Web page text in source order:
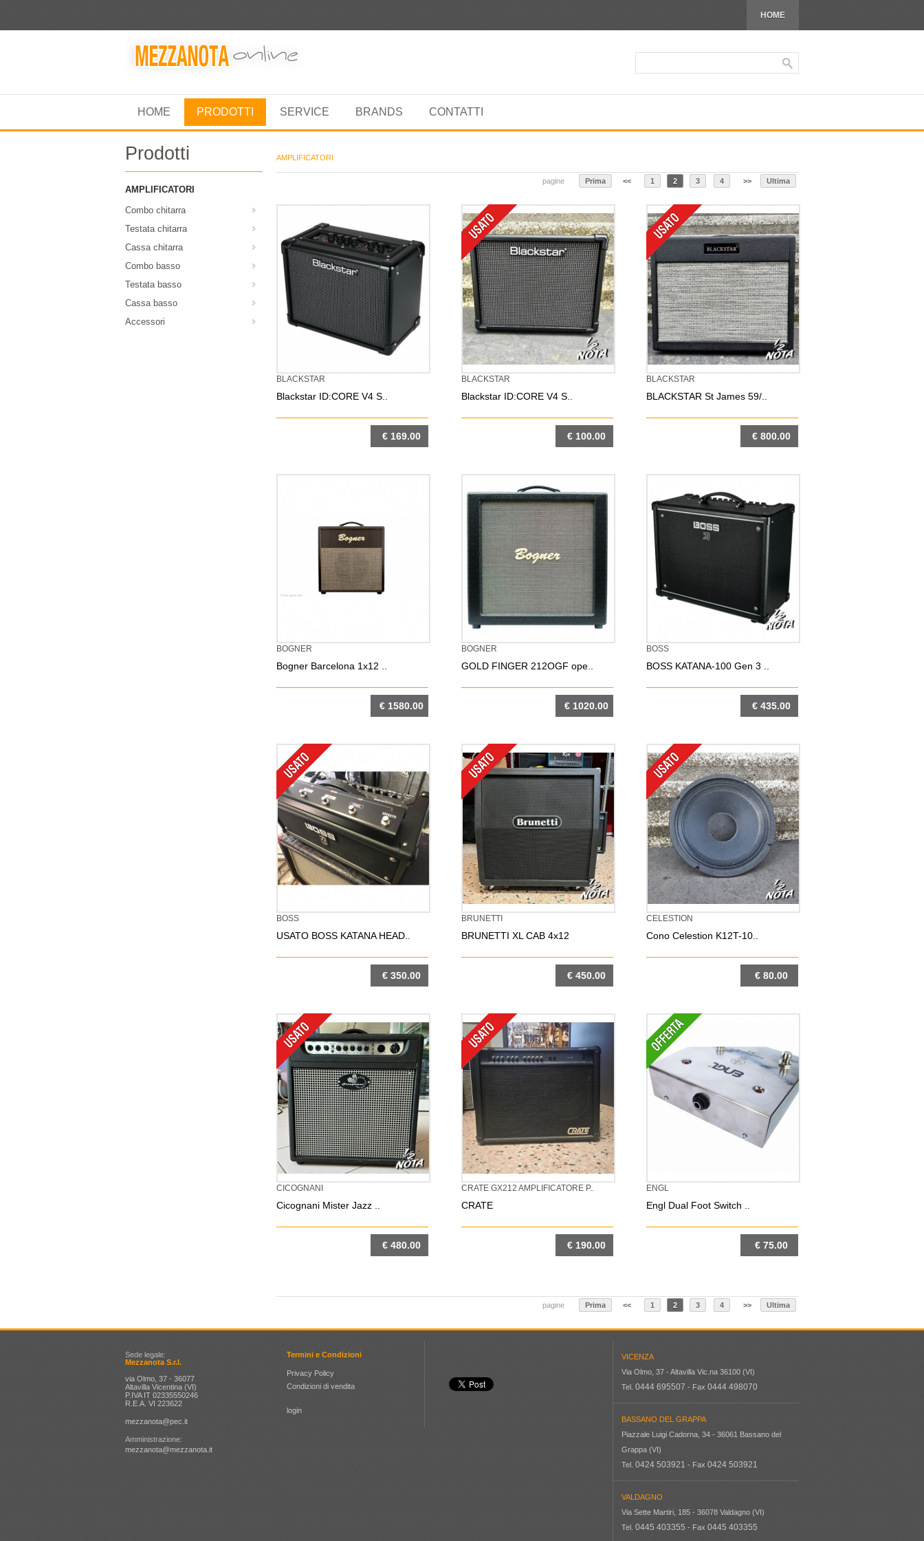
HOME
HOME PRODOTTI SERVICE BRANDS CONTATTI
Prodotti
AMPLIFICATORI
Combo chitarra
Testata chitarra
Cassa chitarra
Combo basso
Testata basso
Cassa basso
Accessori
AMPLIFICATORI
pagine Prima << 1 2 3 4 >> Ultima
BLACKSTAR
Blackstar ID:CORE V4 S..
€ 169.00
BLACKSTAR
Blackstar ID:CORE V4 S..
€ 100.00
BLACKSTAR
BLACKSTAR St James 59/..
€ 800.00
BOGNER
Bogner Barcelona 1x12 ..
€ 1580.00
BOGNER
GOLD FINGER 212OGF ope..
€ 1020.00
BOSS
BOSS KATANA-100 Gen 3 ..
€ 435.00
BOSS
USATO BOSS KATANA HEAD..
€ 350.00
BRUNETTI
BRUNETTI XL CAB 4x12
€ 450.00
CELESTION
Cono Celestion K12T-10..
€ 80.00
CICOGNANI
Cicognani Mister Jazz ..
€ 480.00
CRATE GX212 AMPLIFICATORE P..
CRATE
€ 190.00
ENGL
Engl Dual Foot Switch ..
€ 75.00
pagine Prima << 1 2 3 4 >> Ultima
Sede legale:
Mezzanota S.r.l.
via Olmo, 37 - 36077
Altavilla Vicentina (VI)
P.IVA IT 02335550246
R.E.A. VI 223622
mezzanota@pec.it
Amministrazione:
mezzanota@mezzanota.it
Termini e Condizioni
Privacy Policy
Condizioni di vendita
login
VICENZA
Via Olmo, 37 - Altavilla Vic.na 36100 (VI)
Tel. 0444 695507 - Fax 0444 498070
BASSANO DEL GRAPPA
Piazzale Luigi Cadorna, 34 - 36061 Bassano del
Grappa (VI)
Tel. 0424 503921 - Fax 0424 503921
VALDAGNO
Via Sette Martiri, 185 - 36078 Valdagno (VI)
Tel. 0445 403355 - Fax 0445 403355